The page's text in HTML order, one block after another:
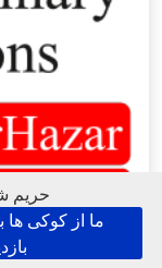
حریم
ما از کوکی ها